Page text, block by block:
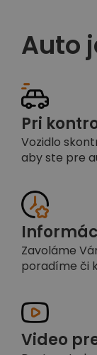
Auto
Pri
Vozidlo
aby ste pre
Zavoláme
poradíme či
Video